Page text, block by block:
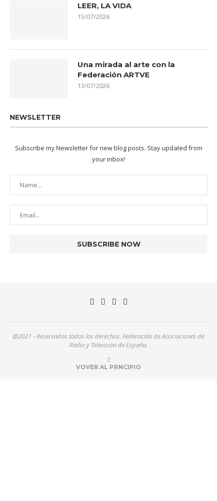
LEER, LA VIDA
15/07/2026
Una mirada al arte con la
Federación ARTVE
13/07/2026
NEWSLETTER
Subscribe my Newsletter for new blog posts. Stay updated from
your inbox!
@2021 - Reservados todos los derechos. Federación de Asociaciones de
Radio y Televisión de España.
VOVER AL PRNCIPIO